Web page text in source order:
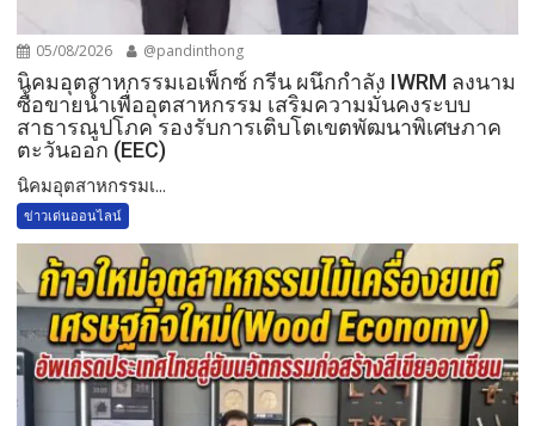
05/08/2026 @pandinthong
​นิคมอุตสาหกรรมเอเพ็กซ์ กรีน ผนึกกำลัง IWRM ลงนาม
ซื้อขายน้ำเพื่ออุตสาหกรรม เสริมความมั่นคงระบบ
สาธารณูปโภค รองรับการเติบโตเขตพัฒนาพิเศษภาค
ตะวันออก (EEC)
​นิคมอุตสาหกรรมเ...
ข่าวเด่นออนไลน์